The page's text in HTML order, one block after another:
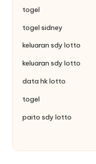
togel
togel sidney
keluaran sdy lotto
keluaran sdy lotto
data hk lotto
togel
paito sdy lotto